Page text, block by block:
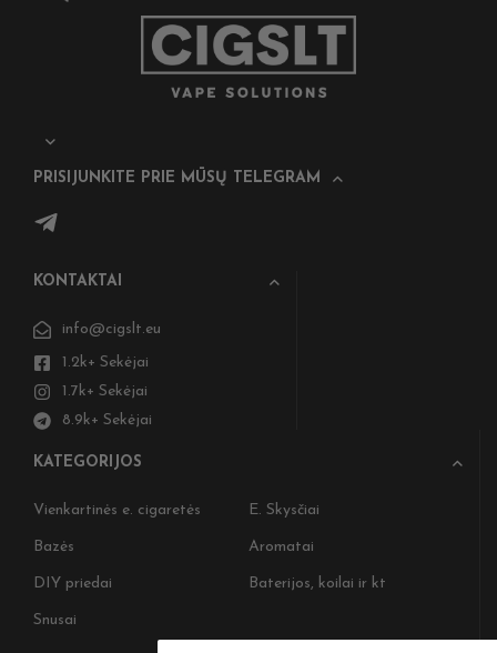
PRISIJUNKITE PRIE MŪSŲ TELEGRAM
KONTAKTAI
info@cigslt.eu
1.2k+ Sekėjai
1.7k+ Sekėjai
8.9k+ Sekėjai
KATEGORIJOS
Vienkartinės e. cigaretės E. Skysčiai
Bazės Aromatai
DIY priedai Baterijos, koilai ir kt
Snusai